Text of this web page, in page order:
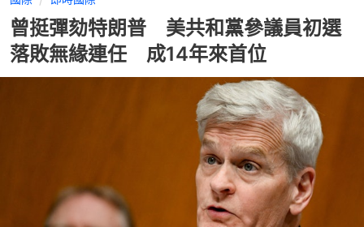
曾挺彈劾特朗普 美共和黨參議員初選
落敗無緣連任 成14年來首位